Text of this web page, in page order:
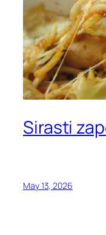
Sirasti
May 13, 2026